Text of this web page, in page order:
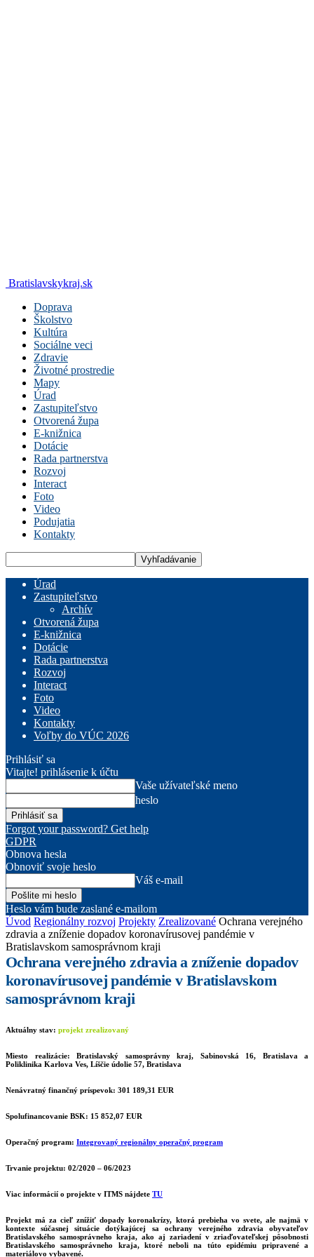
Bratislavskykraj.sk
Doprava
Školstvo
Kultúra
Sociálne veci
Zdravie
Životné prostredie
Mapy
Úrad
Zastupiteľstvo
Otvorená župa
E-knižnica
Dotácie
Rada partnerstva
Rozvoj
Interact
Foto
Video
Podujatia
Kontakty
Úrad
Zastupiteľstvo
Archív
Otvorená župa
E-knižnica
Dotácie
Rada partnerstva
Rozvoj
Interact
Foto
Video
Kontakty
Voľby do VÚC 2026
Prihlásiť sa
Vitajte! prihlásenie k účtu
Vaše užívateľské meno
heslo
Forgot your password? Get help
GDPR
Obnova hesla
Obnoviť svoje heslo
Váš e-mail
Heslo vám bude zaslané e-mailom
Úvod Regionálny rozvoj Projekty Zrealizované Ochrana verejného
zdravia a zníženie dopadov koronavírusovej pandémie v
Bratislavskom samosprávnom kraji
Ochrana verejného zdravia a zníženie dopadov
koronavírusovej pandémie v Bratislavskom
samosprávnom kraji
Aktuálny stav: projekt zrealizovaný
Miesto realizácie: Bratislavský samosprávny kraj, Sabinovská 16, Bratislava a
Poliklinika Karlova Ves, Líščie údolie 57, Bratislava
Nenávratný finančný príspevok: 301 189,31 EUR
Spolufinancovanie BSK: 15 852,07 EUR
Operačný program: Integrovaný regionálny operačný program
Trvanie projektu: 02/2020 – 06/2023
Viac informácií o projekte v ITMS nájdete TU
Projekt má za cieľ znížiť dopady koronakrízy, ktorá prebieha vo svete, ale najmä v
kontexte súčasnej situácie dotýkajúcej sa ochrany verejného zdravia obyvateľov
Bratislavského samosprávneho kraja, ako aj zariadení v zriaďovateľskej pôsobnosti
Bratislavského samosprávneho kraja, ktoré neboli na túto epidémiu pripravené a
materiálovo vybavené.